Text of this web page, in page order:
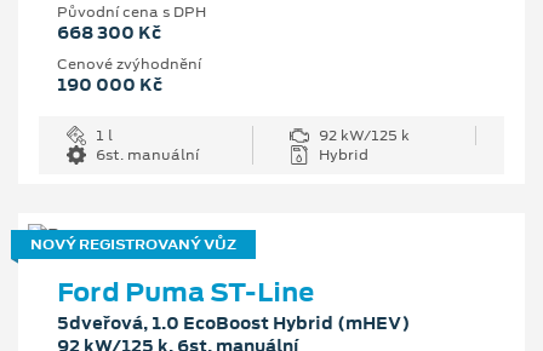
Původní cena s DPH
668 300 Kč
Cenové zvýhodnění
190 000 Kč
1 l
92 kW/125 k
6st. manuální
Hybrid
NOVÝ REGISTROVANÝ VŮZ
Ford Puma ST-Line
5dveřová, 1.0 EcoBoost Hybrid (mHEV)
92 kW/125 k, 6st. manuální